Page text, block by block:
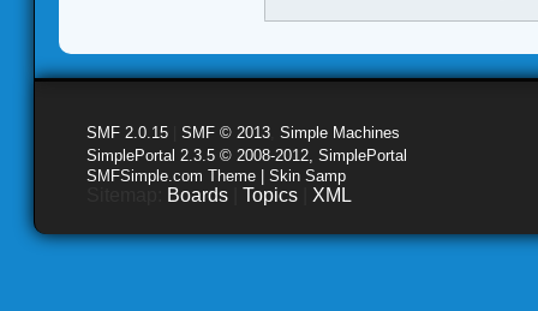
SMF 2.0.15 SMF © 2013 Simple Machines
SimplePortal 2.3.5 © 2008-2012, SimplePortal
SMFSimple.com Theme | Skin Samp
Boards Topics XML